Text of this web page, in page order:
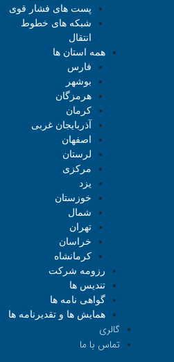
پست های فشار قوی
شبکه های خطوط
انتقال
همه استان ها
فارس
بوشهر
هرمزگان
کرمان
آذربایجان غربی
اصفهان
لرستان
مرکزی
یزد
خوزستان
شمال
تهران
خراسان
کرمانشاه
رزومه شرکت
تندیس ها
گواهی نامه ها
همایش ها و تقدیرنامه ها
گالری
تماس با ما